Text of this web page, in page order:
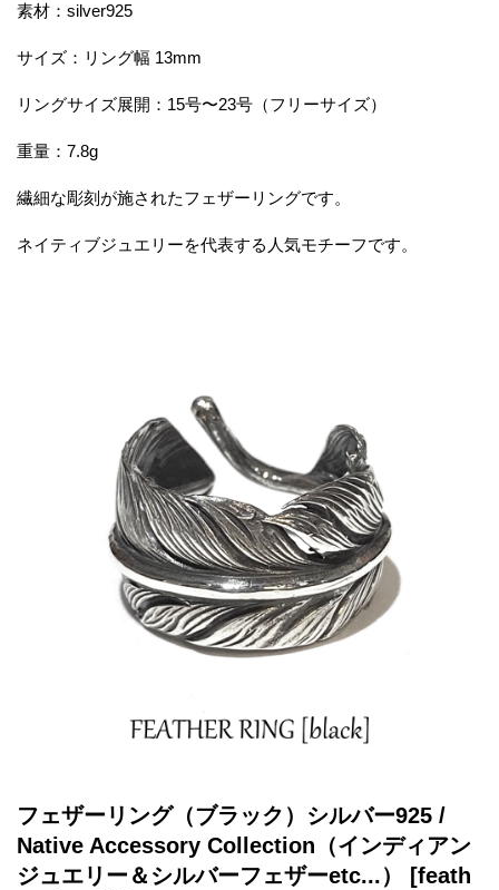
素材：silver925
サイズ：リング幅 13mm
リングサイズ展開：15号〜23号（フリーサイズ）
重量：7.8g
繊細な彫刻が施されたフェザーリングです。
ネイティブジュエリーを代表する人気モチーフです。
フェザーリング（ブラック）シルバー925 /
Native Accessory Collection（インディアン
ジュエリー＆シルバーフェザーetc...）
[feath